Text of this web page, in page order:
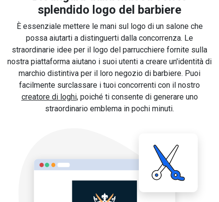
splendido logo del barbiere
È essenziale mettere le mani sul logo di un salone che
possa aiutarti a distinguerti dalla concorrenza. Le
straordinarie idee per il logo del parrucchiere fornite sulla
nostra piattaforma aiutano i suoi utenti a creare un'identità di
marchio distintiva per il loro negozio di barbiere. Puoi
facilmente surclassare i tuoi concorrenti con il nostro
creatore di loghi, poiché ti consente di generare uno
straordinario emblema in pochi minuti.